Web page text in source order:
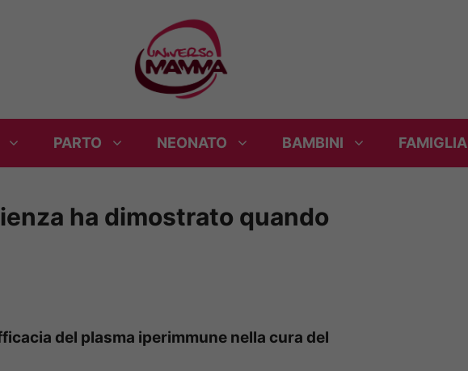
PARTO NEONATO BAMBINI FAMIGLIA
ha dimostrato quando
del plasma iperimmune nella cura del